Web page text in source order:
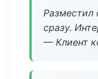
Разместил
сразу.
— Клиент